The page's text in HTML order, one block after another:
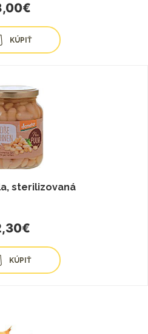
KÚPIŤ
sterilizovaná
KÚPIŤ